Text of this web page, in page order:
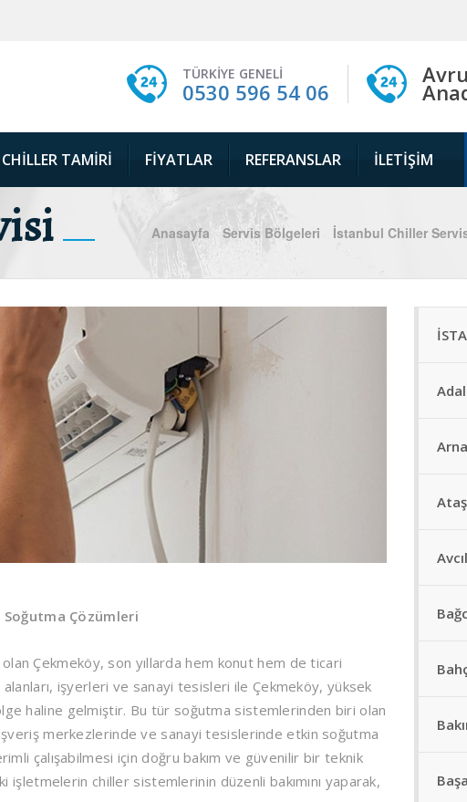
TÜRKIYE GENELI
0530 596 54 06
CHILLER TAMIRI FIYATLAR REFERANSLAR İLETIŞIM
Anasayfa Servis Bölgeleri İstanbul Chiller
Çözümleri
Çekmeköy, son yıllarda hem konut hem de ticari
işyerleri ve sanayi tesisleri ile Çekmeköy, yüksek
haline gelmiştir. Bu tür soğutma sistemlerinden biri olan
merkezlerinde ve sanayi tesislerinde etkin soğutma
çalışabilmesi için doğru bakım ve güvenilir bir teknik
işletmelerin chiller sistemlerinin düzenli bakımını yaparak,